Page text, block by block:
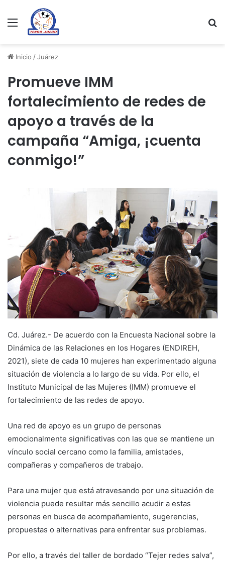
Menu
Inicio /Juárez
Promueve IMM
fortalecimiento de redes de
apoyo a través de la
campaña “Amiga, ¡cuenta
conmigo!”
Cd. Juárez.- De acuerdo con la Encuesta Nacional sobre la
Dinámica de las Relaciones en los Hogares (ENDIREH,
2021), siete de cada 10 mujeres han experimentado alguna
situación de violencia a lo largo de su vida. Por ello, el
Instituto Municipal de las Mujeres (IMM) promueve el
fortalecimiento de las redes de apoyo.
Una red de apoyo es un grupo de personas
emocionalmente significativas con las que se mantiene un
vínculo social cercano como la familia, amistades,
compañeras y compañeros de trabajo.
Para una mujer que está atravesando por una situación de
violencia puede resultar más sencillo acudir a estas
personas en busca de acompañamiento, sugerencias,
propuestas o alternativas para enfrentar sus problemas.
Por ello, a través del taller de bordado “Tejer redes salva”,